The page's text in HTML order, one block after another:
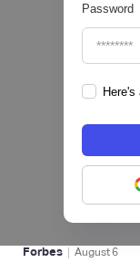
Password
Here's
hiSofi,
levanta US$1
regional en
BFM 👔
Forbes | August6